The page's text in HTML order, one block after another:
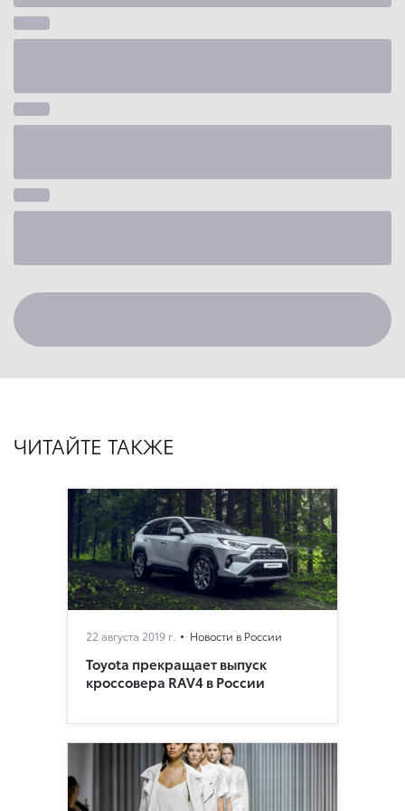
ЧИТАЙТЕ ТАКЖЕ
22 августа 2019 г. Новости в России
Toyota прекращает выпуск
кроссовера RAV4 в России